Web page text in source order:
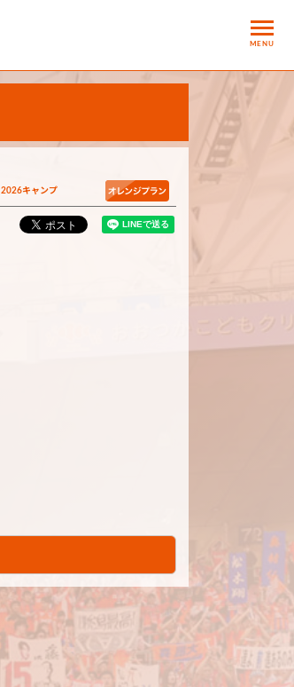
MENU
2026キャンプ